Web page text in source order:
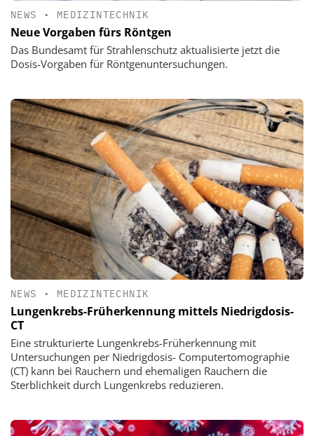
NEWS • MEDIZINTECHNIK
Neue Vorgaben fürs Röntgen
Das Bundesamt für Strahlenschutz aktualisierte jetzt die
Dosis-Vorgaben für Röntgenuntersuchungen.
NEWS • MEDIZINTECHNIK
Lungenkrebs-Früherkennung mittels Niedrigdosis-
CT
Eine strukturierte Lungenkrebs-Früherkennung mit
Untersuchungen per Niedrigdosis- Computertomographie
(CT) kann bei Rauchern und ehemaligen Rauchern die
Sterblichkeit durch Lungenkrebs reduzieren.